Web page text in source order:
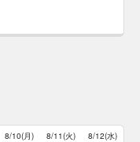
8/10(月) 8/11(火) 8/12(水)